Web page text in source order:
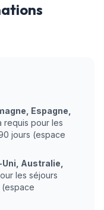
Espagne,
requis pour les
jours (espace
Australie,
les séjours